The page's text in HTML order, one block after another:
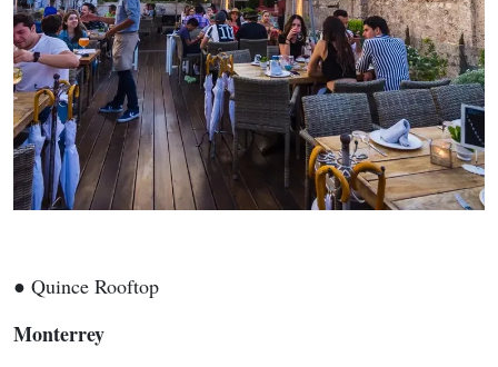
● Quince Rooftop
Monterrey